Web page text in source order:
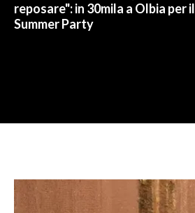
reposare": in 30mila a Olbia per il
Summer Party